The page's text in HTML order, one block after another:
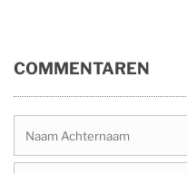
COMMENTAREN